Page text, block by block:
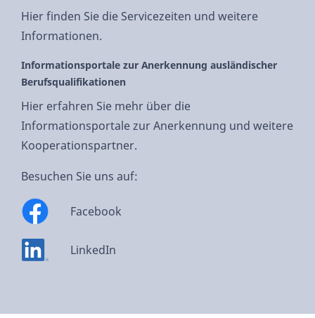
Hier finden Sie die Servicezeiten und weitere
Informationen.
Informationsportale zur Anerkennung ausländischer
Berufsqualifikationen
Hier erfahren Sie mehr über die
Informationsportale zur Anerkennung und weitere
Kooperationspartner.
Besuchen Sie uns auf:
Facebook
LinkedIn